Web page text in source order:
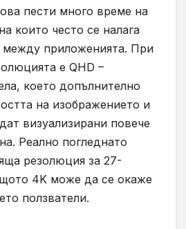
пести много време на
които често се налага
между приложенията. При
е QHD –
което допълнително
на изображението и
визуализирани повече
Реално погледнато
резолюция за 27-
4K може да се окаже
ползватели.